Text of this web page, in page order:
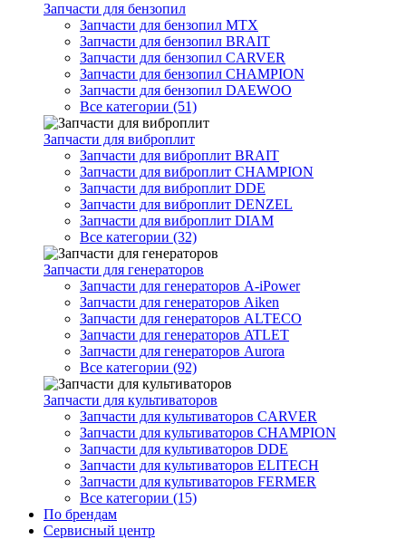
Запчасти для бензопил
Запчасти для бензопил MTX
Запчасти для бензопил BRAIT
Запчасти для бензопил CARVER
Запчасти для бензопил CHAMPION
Запчасти для бензопил DAEWOO
Все категории (51)
Запчасти для виброплит
Запчасти для виброплит BRAIT
Запчасти для виброплит CHAMPION
Запчасти для виброплит DDE
Запчасти для виброплит DENZEL
Запчасти для виброплит DIAM
Все категории (32)
Запчасти для генераторов
Запчасти для генераторов A-iPower
Запчасти для генераторов Aiken
Запчасти для генераторов ALTECO
Запчасти для генераторов ATLET
Запчасти для генераторов Aurora
Все категории (92)
Запчасти для культиваторов
Запчасти для культиваторов CARVER
Запчасти для культиваторов CHAMPION
Запчасти для культиваторов DDE
Запчасти для культиваторов ELITECH
Запчасти для культиваторов FERMER
Все категории (15)
По брендам
Сервисный центр